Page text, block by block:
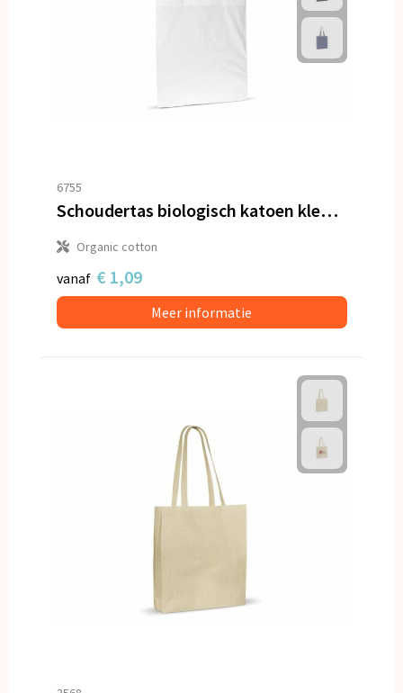
6755
Schoudertas biologisch katoen kleur lang 140g/m² 38x42 cm
Organic cotton
vanaf € 1,09
Meer informatie